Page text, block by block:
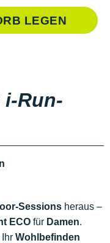
LEGEN
i-Run-
Sessions heraus –
ECO für Damen.
Wohlbefinden